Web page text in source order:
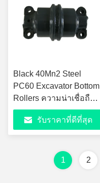
Black 40Mn2 Steel
PC60 Excavator Bottom
Rollers ความน่าเชื่อถือ
สูง
รับราคาที่ดีที่สุด
1 2